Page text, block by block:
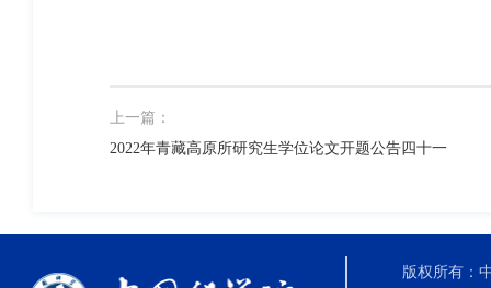
上一篇：
2022年青藏高原所研究生学位论文开题公告四十一
版权所有：